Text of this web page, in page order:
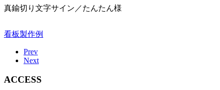
真鍮切り文字サイン／たんたん様
看板製作例
Prev
Next
ACCESS